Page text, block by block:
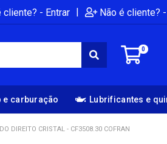
cliente? - Entrar | Não é cliente?
0
e carburação Lubrificantes e
DIREITO CRISTAL - CF3508.30 COFRAN